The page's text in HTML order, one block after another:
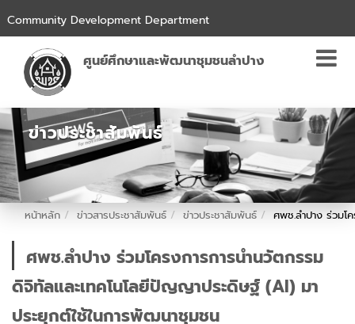
Community Development Department
ศูนย์ศึกษาและพัฒนาชุมชนลำปาง
ข่าวประชาสัมพันธ์
หน้าหลัก ข่าวสารประชาสัมพันธ์ ข่าวประชาสัมพันธ์ ศพช.ลำปาง ร่วมโ
ศพช.ลำปาง ร่วมโครงการการนำนวัตกรรม
ดิจิทัลและเทคโนโลยีปัญญาประดิษฐ์ (AI) มา
ประยุกต์ใช้ในการพัฒนาชุมชน